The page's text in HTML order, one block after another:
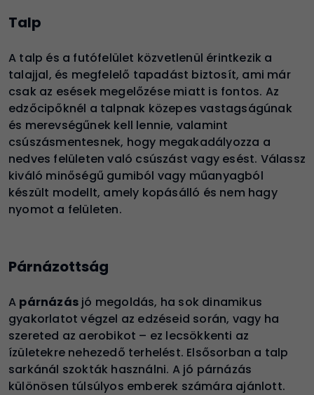
Talp
A talp és a futófelület közvetlenül érintkezik a
talajjal, és megfelelő tapadást biztosít, ami már
csak az esések megelőzése miatt is fontos. Az
edzőcipőknél a talpnak közepes vastagságúnak
és merevségűnek kell lennie, valamint
csúszásmentesnek, hogy megakadályozza a
nedves felületen való csúszást vagy esést. Válassz
kiváló minőségű gumiból vagy műanyagból
készült modellt, amely kopásálló és nem hagy
nyomot a felületen.
Párnázottság
A párnázás jó megoldás, ha sok dinamikus
gyakorlatot végzel az edzéseid során, vagy ha
szereted az aerobikot – ez lecsökkenti az
ízületekre nehezedő terhelést. Elsősorban a talp
sarkánál szokták használni. A jó párnázás
különösen túlsúlyos emberek számára ajánlott.